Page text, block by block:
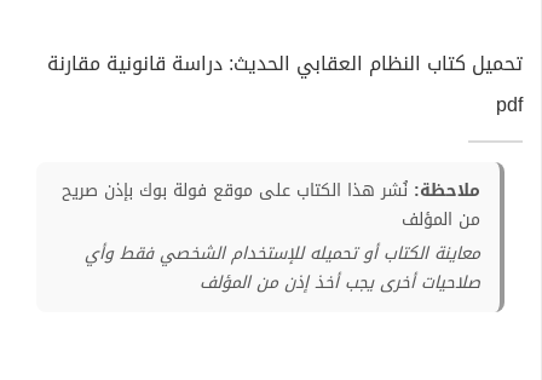
تحميل كتاب النظام العقابي الحديث: دراسة قانونية مقارنة
pdf
ملاحظة: نُشر هذا الكتاب على موقع فولة بوك بإذن صريح
من المؤلف
معاينة الكتاب أو تحميله للإستخدام الشخصي فقط وأي
صلاحيات أخرى يجب أخذ إذن من المؤلف